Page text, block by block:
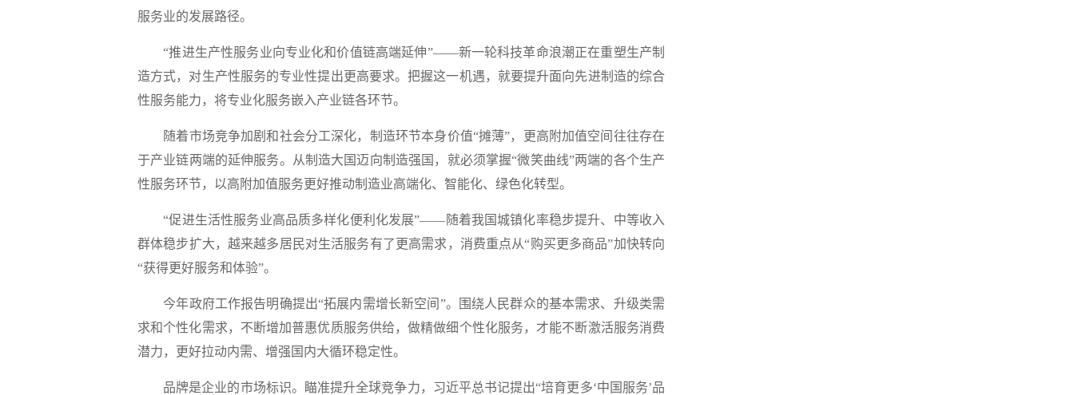
服务业的发展路径。
“推进生产性服务业向专业化和价值链高端延伸”——新一轮科技革命浪潮正在重塑生产制
造方式，对生产性服务的专业性提出更高要求。把握这一机遇，就要提升面向先进制造的综合
性服务能力，将专业化服务嵌入产业链各环节。
随着市场竞争加剧和社会分工深化，制造环节本身价值“摊薄”，更高附加值空间往往存在
于产业链两端的延伸服务。从制造大国迈向制造强国，就必须掌握“微笑曲线”两端的各个生产
性服务环节，以高附加值服务更好推动制造业高端化、智能化、绿色化转型。
“促进生活性服务业高品质多样化便利化发展”——随着我国城镇化率稳步提升、中等收入
群体稳步扩大，越来越多居民对生活服务有了更高需求，消费重点从“购买更多商品”加快转向
“获得更好服务和体验”。
今年政府工作报告明确提出“拓展内需增长新空间”。围绕人民群众的基本需求、升级类需
求和个性化需求，不断增加普惠优质服务供给，做精做细个性化服务，才能不断激活服务消费
潜力，更好拉动内需、增强国内大循环稳定性。
品牌是企业的市场标识。瞄准提升全球竞争力，习近平总书记提出“培育更多‘中国服务’品